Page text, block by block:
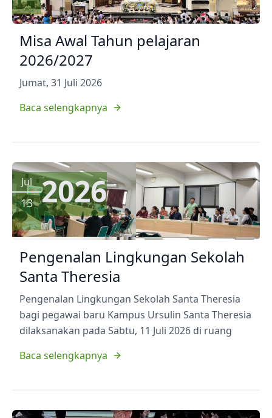
Misa Awal Tahun pelajaran
2026/2027
Jumat, 31 Juli 2026
Baca selengkapnya
Jul
13 2026
Pengenalan Lingkungan Sekolah
Santa Theresia
Pengenalan Lingkungan Sekolah Santa Theresia
bagi pegawai baru Kampus Ursulin Santa Theresia
dilaksanakan pada Sabtu, 11 Juli 2026 di ruang
Baca selengkapnya